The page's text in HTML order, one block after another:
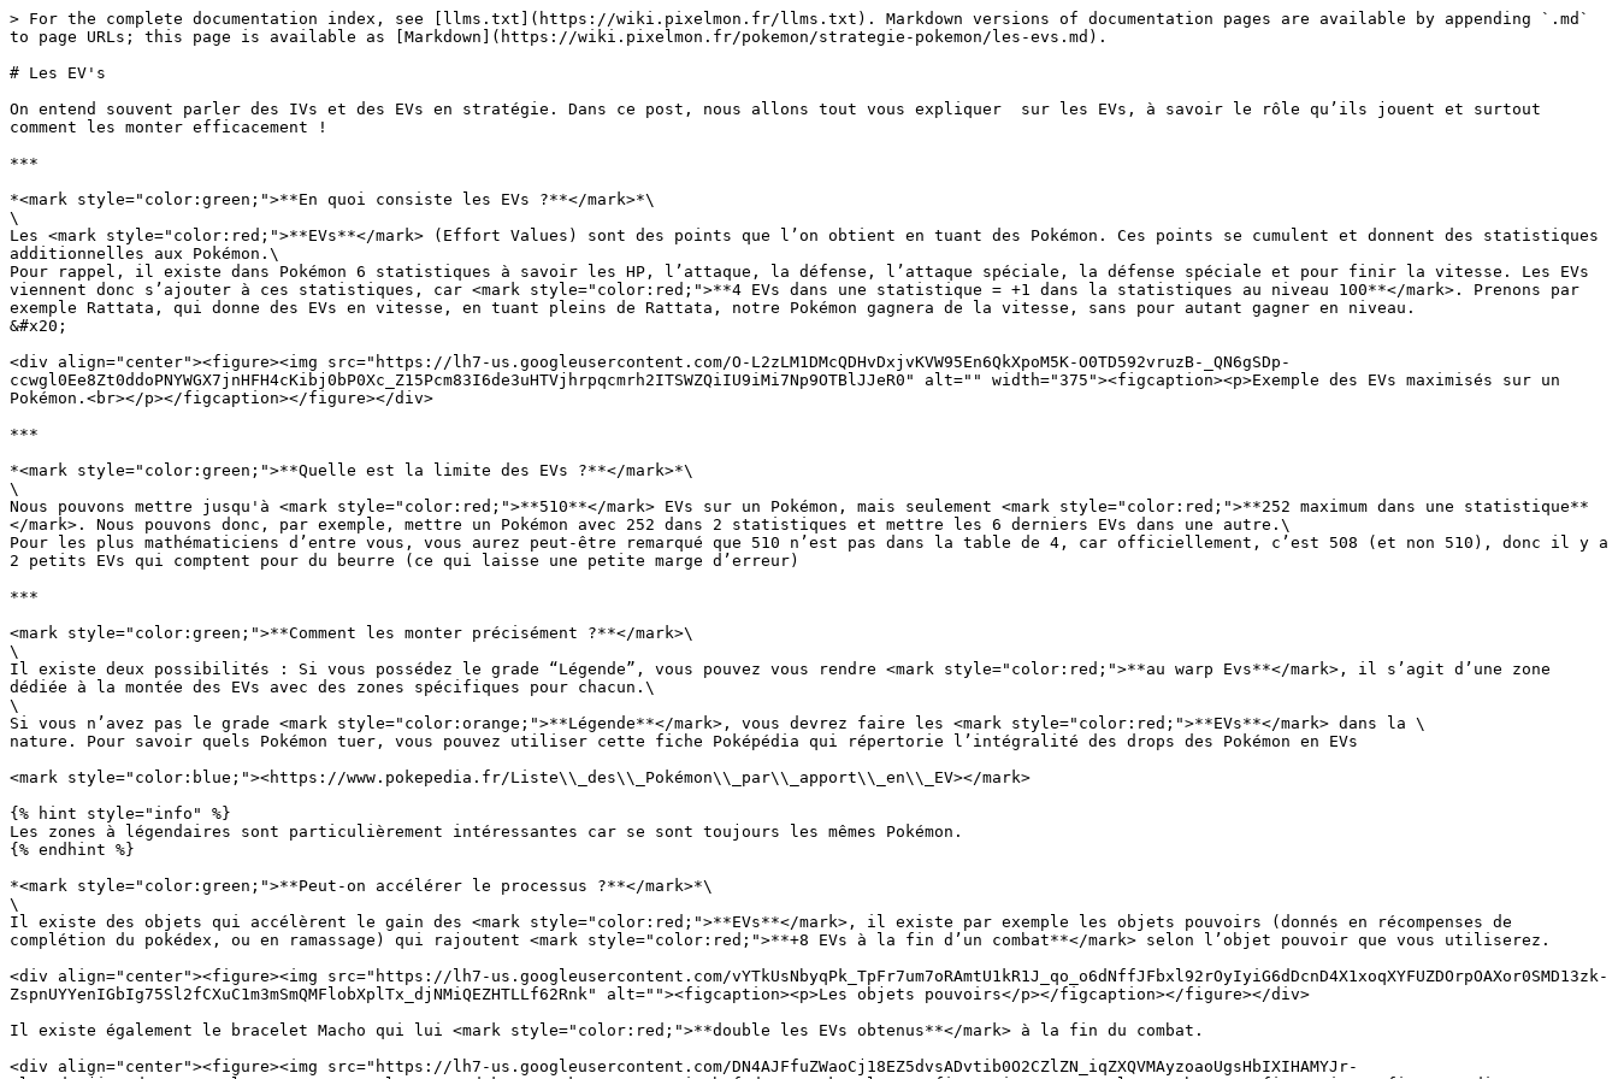
> For the complete documentation index, see [llms.txt](https://wiki.pixelmon.fr/llms.txt). Markdown versions of documentation pages are available by appending `.md`
to page URLs; this page is available as [Markdown](https://wiki.pixelmon.fr/pokemon/strategie-pokemon/les-evs.md).
# Les EV's
On entend souvent parler des IVs et des EVs en stratégie. Dans ce post, nous allons tout vous expliquer  sur les EVs, à savoir le rôle qu’ils jouent et surtout
comment les monter efficacement !
***
*<mark style="color:green;">**En quoi consiste les EVs ?**</mark>*\
\
Les <mark style="color:red;">**EVs**</mark> (Effort Values) sont des points que l’on obtient en tuant des Pokémon. Ces points se cumulent et donnent des statistiques
additionnelles aux Pokémon.\
Pour rappel, il existe dans Pokémon 6 statistiques à savoir les HP, l’attaque, la défense, l’attaque spéciale, la défense spéciale et pour finir la vitesse. Les EVs
viennent donc s’ajouter à ces statistiques, car <mark style="color:red;">**4 EVs dans une statistique = +1 dans la statistiques au niveau 100**</mark>. Prenons par
exemple Rattata, qui donne des EVs en vitesse, en tuant pleins de Rattata, notre Pokémon gagnera de la vitesse, sans pour autant gagner en niveau.
&#x20;
<div align="center"><figure><img src="https://lh7-us.googleusercontent.com/O-L2zLM1DMcQDHvDxjvKVW95En6QkXpoM5K-O0TD592vruzB-_QN6gSDp-
ccwgl0Ee8Zt0ddoPNYWGX7jnHFH4cKibj0bP0Xc_Z15Pcm83I6de3uHTVjhrpqcmrh2ITSWZQiIU9iMi7Np9OTBlJJeR0" alt="" width="375"><figcaption><p>Exemple des EVs maximisés sur un
Pokémon.<br></p></figcaption></figure></div>
***
*<mark style="color:green;">**Quelle est la limite des EVs ?**</mark>*\
\
Nous pouvons mettre jusqu'à <mark style="color:red;">**510**</mark> EVs sur un Pokémon, mais seulement <mark style="color:red;">**252 maximum dans une statistique**
</mark>. Nous pouvons donc, par exemple, mettre un Pokémon avec 252 dans 2 statistiques et mettre les 6 derniers EVs dans une autre.\
Pour les plus mathématiciens d’entre vous, vous aurez peut-être remarqué que 510 n’est pas dans la table de 4, car officiellement, c’est 508 (et non 510), donc il y a
2 petits EVs qui comptent pour du beurre (ce qui laisse une petite marge d’erreur)
***
<mark style="color:green;">**Comment les monter précisément ?**</mark>\
\
Il existe deux possibilités : Si vous possédez le grade “Légende”, vous pouvez vous rendre <mark style="color:red;">**au warp Evs**</mark>, il s’agit d’une zone
dédiée à la montée des EVs avec des zones spécifiques pour chacun.\
\
Si vous n’avez pas le grade <mark style="color:orange;">**Légende**</mark>, vous devrez faire les <mark style="color:red;">**EVs**</mark> dans la \
nature. Pour savoir quels Pokémon tuer, vous pouvez utiliser cette fiche Poképédia qui répertorie l’intégralité des drops des Pokémon en EVs
<mark style="color:blue;"><https://www.pokepedia.fr/Liste\\_des\\_Pokémon\\_par\\_apport\\_en\\_EV></mark>
{% hint style="info" %}
Les zones à légendaires sont particulièrement intéressantes car se sont toujours les mêmes Pokémon.
{% endhint %}
*<mark style="color:green;">**Peut-on accélérer le processus ?**</mark>*\
\
Il existe des objets qui accélèrent le gain des <mark style="color:red;">**EVs**</mark>, il existe par exemple les objets pouvoirs (donnés en récompenses de
complétion du pokédex, ou en ramassage) qui rajoutent <mark style="color:red;">**+8 EVs à la fin d’un combat**</mark> selon l’objet pouvoir que vous utiliserez.
<div align="center"><figure><img src="https://lh7-us.googleusercontent.com/vYTkUsNbyqPk_TpFr7um7oRAmtU1kR1J_qo_o6dNffJFbxl92rOyIyiG6dDcnD4X1xoqXYFUZDOrpOAXor0SMD13zk-
ZspnUYYenIGbIg75Sl2fCXuC1m3mSmQMFlobXplTx_djNMiQEZHTLLf62Rnk" alt=""><figcaption><p>Les objets pouvoirs</p></figcaption></figure></div>
Il existe également le bracelet Macho qui lui <mark style="color:red;">**double les EVs obtenus**</mark> à la fin du combat.
<div align="center"><figure><img src="https://lh7-us.googleusercontent.com/DN4AJFfuZWaoCj18EZ5dvsADvtib0O2CZlZN_iqZXQVMAyzoaoUgsHbIXIHAMYJr-